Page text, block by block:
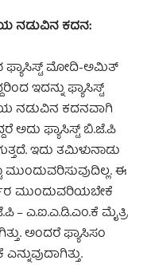
ನಡುವಿನ ಕದನ:
ಫ್ಯಾಸಿಸ್ಟ್ ಮೋದಿ-ಅಮಿತ್
ಇದನ್ನು ಫ್ಯಾಸಿಸ್ಟ್
ನಡುವಿನ ಕದನವಾಗಿ
ಅದು ಫ್ಯಾಸಿಸ್ಟ್ ಬಿ.ಜೆ.ಪಿ
ಇದು ತಮಿಳುನಾಡು
ಈ
ಮುಂದುವರಿಯಬೇಕೆ
– ಎ.ಐ.ಎ.ಡಿ.ಎಂ.ಕೆ ಮೈತ್ರಿ
ಅಂದರೆ ಫ್ಯಾಸಿಸಂ